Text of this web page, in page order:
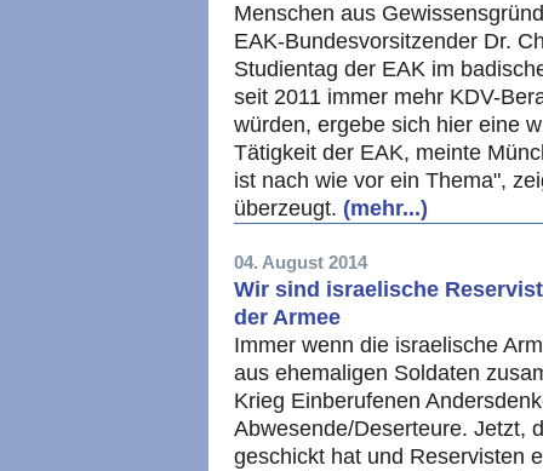
Menschen aus
EAK-Bundesvorsitzender Dr.
Studientag der EAK im
seit 2011 immer mehr KDV-
würden, ergebe sich hier eine
Tätigkeit der EAK, meinte
ist nach wie vor ein Thema",
überzeugt. (mehr...)
04. August 2014
Wir sind israelische
der Armee
Immer wenn die israelische
aus ehemaligen Soldaten
Krieg Einberufenen
Abwesende/Deserteure. Jetzt,
geschickt hat und Reservisten